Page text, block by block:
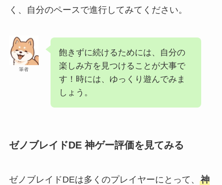
く、自分のペースで進行してみてください。
筆者
飽きずに続けるためには、自分の
楽しみ方を見つけることが大事で
す！時には、ゆっくり遊んでみま
しょう。
ゼノブレイドDE 神ゲー評価を見てみる
ゼノブレイドDEは多くのプレイヤーにとって、 神